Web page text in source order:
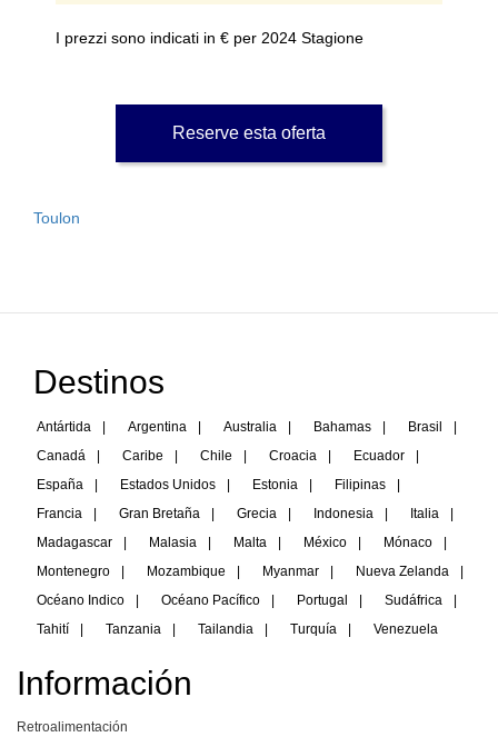
I prezzi sono indicati in € per 2024 Stagione
Reserve esta oferta
Toulon
Destinos
Antártida | Argentina | Australia | Bahamas | Brasil
|
Canadá
| Caribe | Chile | Croacia | Ecuador
|
España
| Estados Unidos | Estonia | Filipinas
|
Francia
| Gran Bretaña | Grecia | Indonesia | Italia
|
Madagascar
| Malasia | Malta | México | Mónaco
|
Montenegro
| Mozambique | Myanmar | Nueva Zelanda
|
Océano Indico
| Océano Pacífico | Portugal | Sudáfrica
|
Tahití
| Tanzania | Tailandia | Turquía | Venezuela
Información
Retroalimentación